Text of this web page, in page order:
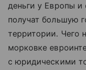
деньги у Европы и
получат большую
территории. Чего
морковке
с юридическими